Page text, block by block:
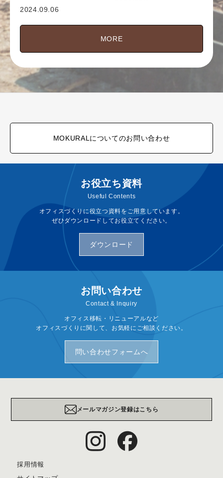
2024.09.06
MORE
MOKURALについてのお問い合わせ
お役立ち資料
Useful Contents
オフィスづくりに役立つ資料をご用意しています。
ぜひダウンロードしてお役立てください。
ダウンロード
お問い合わせ
Contact & Inquiry
オフィス移転・リニューアルなど
オフィスづくりに関して、お気軽にご相談ください。
問い合わせフォームへ
メールマガジン登録はこちら
採用情報